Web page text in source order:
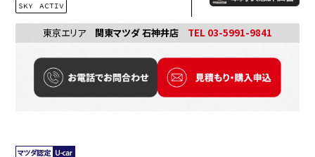
ＳＫＹ ＡＣＴＩＶ
東京エリア 関東マツダ 石神井店 TEL 03-5991-9841